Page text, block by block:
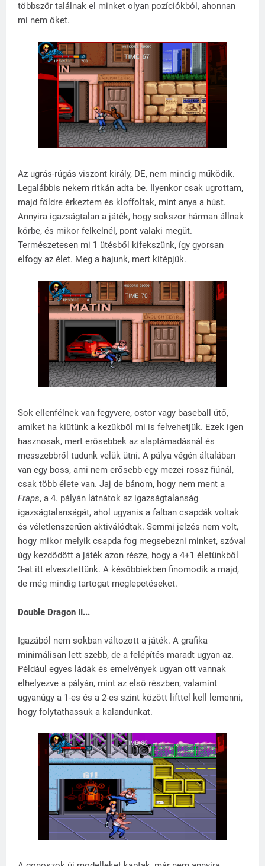
többször találnak el minket olyan pozíciókból, ahonnan
mi nem őket.
Az ugrás-rúgás viszont király, DE, nem mindig működik.
Legalábbis nekem ritkán adta be. Ilyenkor csak ugrottam,
majd földre érkeztem és kloffoltak, mint anya a húst.
Annyira igazságtalan a játék, hogy sokszor hárman állnak
körbe, és mikor felkelnél, pont valaki megüt.
Természetesen mi 1 ütésből kifekszünk, így gyorsan
elfogy az élet. Meg a hajunk, mert kitépjük.
Sok ellenfélnek van fegyvere, ostor vagy baseball ütő,
amiket ha kiütünk a kezükből mi is felvehetjük. Ezek igen
hasznosak, mert erősebbek az alaptámadásnál és
messzebbről tudunk velük ütni. A pálya végén általában
van egy boss, ami nem erősebb egy mezei rossz fiúnál,
csak több élete van. Jaj de bánom, hogy nem ment a
Fraps, a 4. pályán látnátok az igazságtalanság
igazságtalanságát, ahol ugyanis a falban csapdák voltak
és véletlenszerűen aktiválódtak. Semmi jelzés nem volt,
hogy mikor melyik csapda fog megsebezni minket, szóval
úgy kezdődött a játék azon része, hogy a 4+1 életünkből
3-at itt elvesztettünk. A későbbiekben finomodik a majd,
de még mindig tartogat meglepetéseket.
Double Dragon II...
Igazából nem sokban változott a játék. A grafika
minimálisan lett szebb, de a felépítés maradt ugyan az.
Például egyes ládák és emelvények ugyan ott vannak
elhelyezve a pályán, mint az első részben, valamint
ugyanúgy a 1-es és a 2-es szint között lifttel kell lemenni,
hogy folytathassuk a kalandunkat.